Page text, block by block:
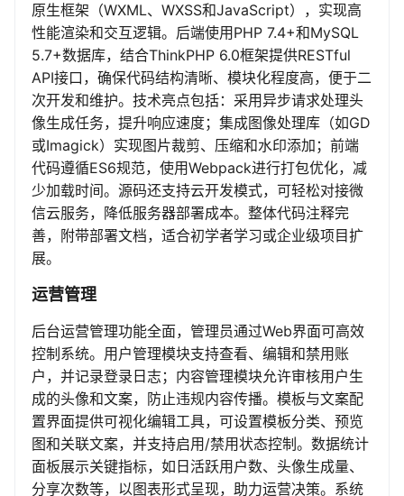
原生框架（WXML、WXSS和JavaScript），实现高
性能渲染和交互逻辑。后端使用PHP 7.4+和MySQL
5.7+数据库，结合ThinkPHP 6.0框架提供RESTful
API接口，确保代码结构清晰、模块化程度高，便于二
次开发和维护。技术亮点包括：采用异步请求处理头
像生成任务，提升响应速度；集成图像处理库（如GD
或Imagick）实现图片裁剪、压缩和水印添加；前端
代码遵循ES6规范，使用Webpack进行打包优化，减
少加载时间。源码还支持云开发模式，可轻松对接微
信云服务，降低服务器部署成本。整体代码注释完
善，附带部署文档，适合初学者学习或企业级项目扩
展。
运营管理
后台运营管理功能全面，管理员通过Web界面可高效
控制系统。用户管理模块支持查看、编辑和禁用账
户，并记录登录日志；内容管理模块允许审核用户生
成的头像和文案，防止违规内容传播。模板与文案配
置界面提供可视化编辑工具，可设置模板分类、预览
图和关联文案，并支持启用/禁用状态控制。数据统计
面板展示关键指标，如日活跃用户数、头像生成量、
分享次数等，以图表形式呈现，助力运营决策。系统